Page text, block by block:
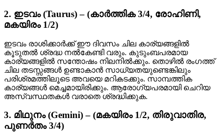
2. ഇടവം (Taurus) – (കാർത്തിക 3/4, രോഹിണി,
മകയിരം 1/2)
ഇടവം രാശിക്കാർക്ക് ഈ ദിവസം ചില കാര്യങ്ങളിൽ
കൂടുതൽ ശ്രദ്ധ നൽകേണ്ടി വരും. കുടുംബപരമായ
കാര്യങ്ങളിൽ സന്തോഷം നിലനിൽക്കും. തൊഴിൽ രംഗത്ത്
ചില തടസ്സങ്ങൾ ഉണ്ടാകാൻ സാധ്യതയുണ്ടെങ്കിലും
പരിശ്രമത്തിലൂടെ അവയെ മറികടക്കും. സാമ്പത്തിക
കാര്യങ്ങൾ മെച്ചമായിരിക്കും. ആരോഗ്യപരമായി ചെറിയ
അസ്വസ്ഥതകൾ വരാതെ ശ്രദ്ധിക്കുക.
3. മിഥുനം (Gemini) – (മകയിരം 1/2, തിരുവാതിര,
പുണർതം 3/4)